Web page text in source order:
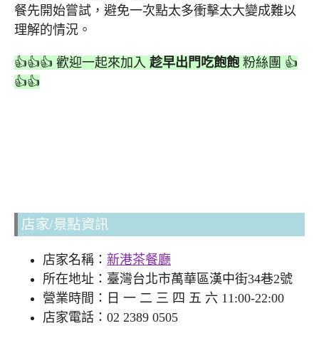
餐先開始嘗試，避免一次點太多衝擊太大變成難以
理解的情況。
👍👍👍 歡迎一起來加入 趁早出門吃飽飽 粉絲團 👍
👍👍
店家/景點資訊
店家名稱： 新港茶餐廳
所在地址：臺灣台北市萬華區漢中街34巷2號
營業時間：日 一 二 三 四 五 六 11:00-22:00
店家電話：02 2389 0505